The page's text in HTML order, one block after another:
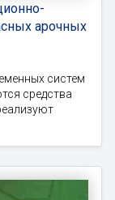
арочных
систем
средства